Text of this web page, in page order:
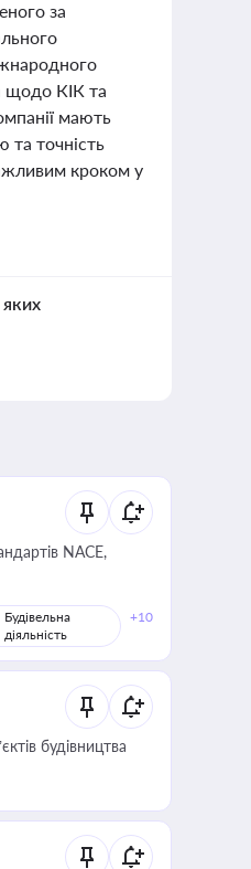
за
щодо КІК та
мають
та точність
кроком у
яких
NACE,
Будівельна
діяльність
+10
будівництва